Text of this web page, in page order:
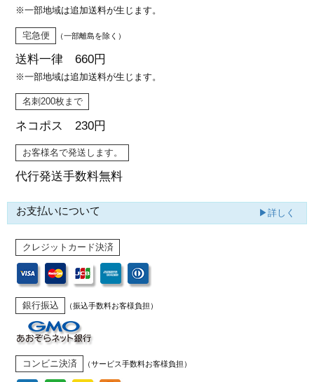
※一部地域は追加送料が生じます。
宅急便 （一部離島を除く）
送料一律 660円
※一部地域は追加送料が生じます。
名刺200枚まで
ネコポス 230円
お客様名で発送します。
代行発送手数料無料
お支払いについて ▶詳しく
クレジットカード決済
銀行振込 （振込手数料お客様負担）
コンビニ決済 （サービス手数料お客様負担）